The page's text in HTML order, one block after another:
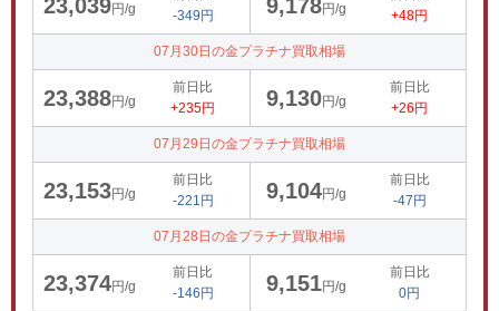
23,039円/g
-349円
9,178円/g
+48円
07月30日の金プラチナ買取相場
23,388円/g
前日比
+235円
9,130円/g
前日比
+26円
07月29日の金プラチナ買取相場
23,153円/g
前日比
-221円
9,104円/g
前日比
-47円
07月28日の金プラチナ買取相場
23,374円/g
前日比
-146円
9,151円/g
前日比
0円